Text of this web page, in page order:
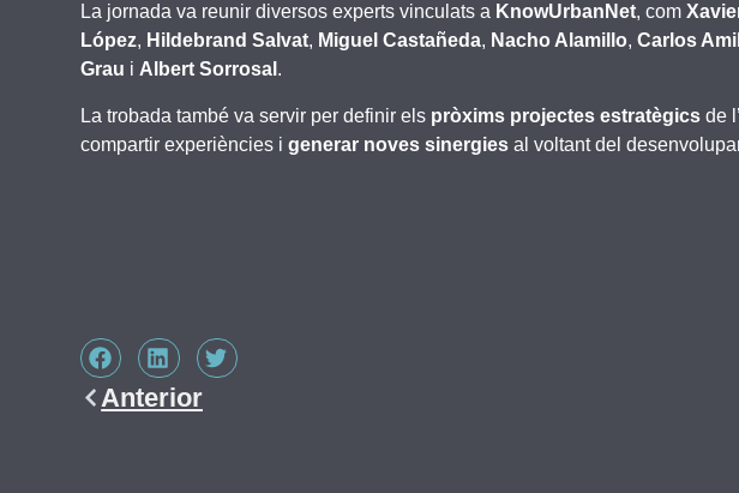
La jornada va reunir diversos experts vinculats a KnowUrbanNet, com
López, Hildebrand Salvat, Miguel Castañeda, Nacho Alamillo,Carlos Amil
Grau i Albert Sorrosal .
La trobada també va servir per definir els pròxims projectes estratègics de
compartir experiències igenerar noves sinergies al voltant del
Anterior